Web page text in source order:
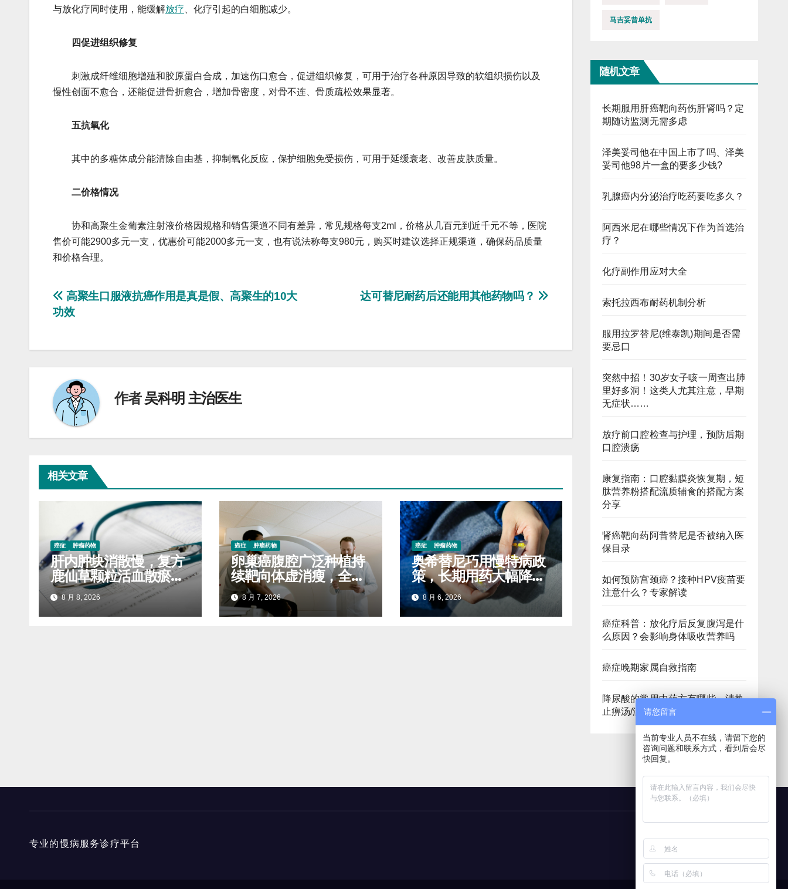
与放化疗同时使用，能缓解放疗 、化疗引起的白细胞减少。
四促进组织修复
刺激成纤维细胞增殖和胶原蛋白合成，加速伤口愈合，促进组织修复，可用于治疗各种原因导致的软组织损伤以及
慢性创面不愈合，还能促进骨折愈合，增加骨密度，对骨不连、骨质疏松效果显著。
五抗氧化
其中的多糖体成分能清除自由基，抑制氧化反应，保护细胞免受损伤，可用于延缓衰老、改善皮肤质量。
二价格情况
协和高聚生金葡素注射液价格因规格和销售渠道不同有差异，常见规格每支2ml，价格从几百元到近千元不等，医院
售价可能2900多元一支，优惠价可能2000多元一支，也有说法称每支980元，购买时建议选择正规渠道，确保药品质量
和价格合理。
文
章
导
达可替尼耐药后还能用其他药物吗？
高聚生口服液抗癌作用是真是假、高聚生的10大
功效
作者吴科明 主治医生
相关文章
癌症 肿瘤药物
肝内肿块消散慢，复方
鹿仙草颗粒活血散瘀抑
制毒结堆积
8 月 8, 2026
癌症 肿瘤药物
卵巢癌腹腔广泛种植持
续靶向体虚消瘦，全程
服药稳固生存质量延缓
进展
8 月 7, 2026
癌症 肿瘤药物
奥希替尼巧用慢特病政
策，长期用药大幅降低
自付开支
8 月 6, 2026
马吉妥昔单抗
随机文章
长期服用肝癌靶向药伤肝肾吗？定
期随访监测无需多虑
泽美妥司他在中国上市了吗、泽美
妥司他98片一盒的要多少钱?
乳腺癌内分泌治疗吃药要吃多久？
阿西米尼在哪些情况下作为首选治
疗？
化疗副作用应对大全
索托拉西布耐药机制分析
服用拉罗替尼(维泰凯)期间是否需
要忌口
突然中招！30岁女子咳一周查出肺
里好多洞！这类人尤其注意，早期
无症状……
放疗前口腔检查与护理，预防后期
口腔溃疡
康复指南：口腔黏膜炎恢复期，短
肽营养粉搭配流质辅食的搭配方案
分享
肾癌靶向药阿昔替尼是否被纳入医
保目录
如何预防宫颈癌？接种HPV疫苗要
注意什么？专家解读
癌症科普：放化疗后反复腹泻是什
么原因？会影响身体吸收营养吗
癌症晚期家属自救指南
降尿酸的常用中药方有哪些，清热
止痹汤/温经散寒汤
专业的慢病服务诊疗平台
请您留言
当前专业人员不在线，请留下您的
咨询问题和联系方式，看到后会尽
快回复。